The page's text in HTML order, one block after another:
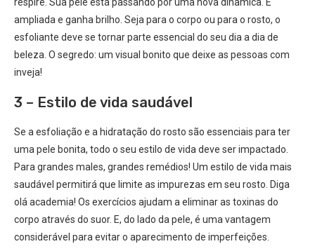
ampliada e ganha brilho. Seja para o corpo ou para o rosto, o
esfoliante deve se tornar parte essencial do seu dia a dia de
beleza. O segredo: um visual bonito que deixe as pessoas com
inveja!
3 – Estilo de vida saudável
Se a esfoliação e a hidratação do rosto são essenciais para ter
uma pele bonita, todo o seu estilo de vida deve ser impactado.
Para grandes males, grandes remédios! Um estilo de vida mais
saudável permitirá que limite as impurezas em seu rosto. Diga
olá academia! Os exercícios ajudam a eliminar as toxinas do
corpo através do suor. E, do lado da pele, é uma vantagem
considerável para evitar o aparecimento de imperfeições.